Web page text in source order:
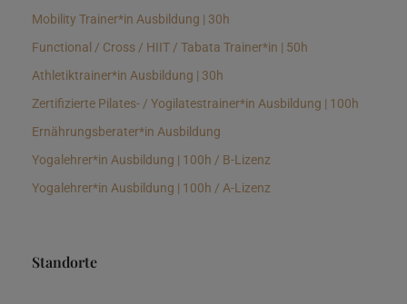
Mobility Trainer*in Ausbildung | 30h
Functional / Cross / HIIT / Tabata Trainer*in | 50h
Athletiktrainer*in Ausbildung | 30h
Zertifizierte Pilates- / Yogilatestrainer*in Ausbildung | 100h
Ernährungsberater*in Ausbildung
Yogalehrer*in Ausbildung | 100h / B-Lizenz
Yogalehrer*in Ausbildung | 100h / A-Lizenz
Standorte